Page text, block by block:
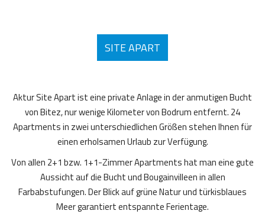
SITE APART
Aktur Site Apart ist eine private Anlage in der anmutigen Bucht
von Bitez, nur wenige Kilometer von Bodrum entfernt. 24
Apartments in zwei unterschiedlichen Größen stehen Ihnen für
einen erholsamen Urlaub zur Verfügung.
Von allen 2+1 bzw. 1+1-Zimmer Apartments hat man eine gute
Aussicht auf die Bucht und Bougainvilleen in allen
Farbabstufungen. Der Blick auf grüne Natur und türkisblaues
Meer garantiert entspannte Ferientage.